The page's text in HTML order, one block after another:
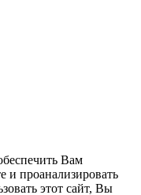
Вам
и проанализировать
этот сайт, Вы